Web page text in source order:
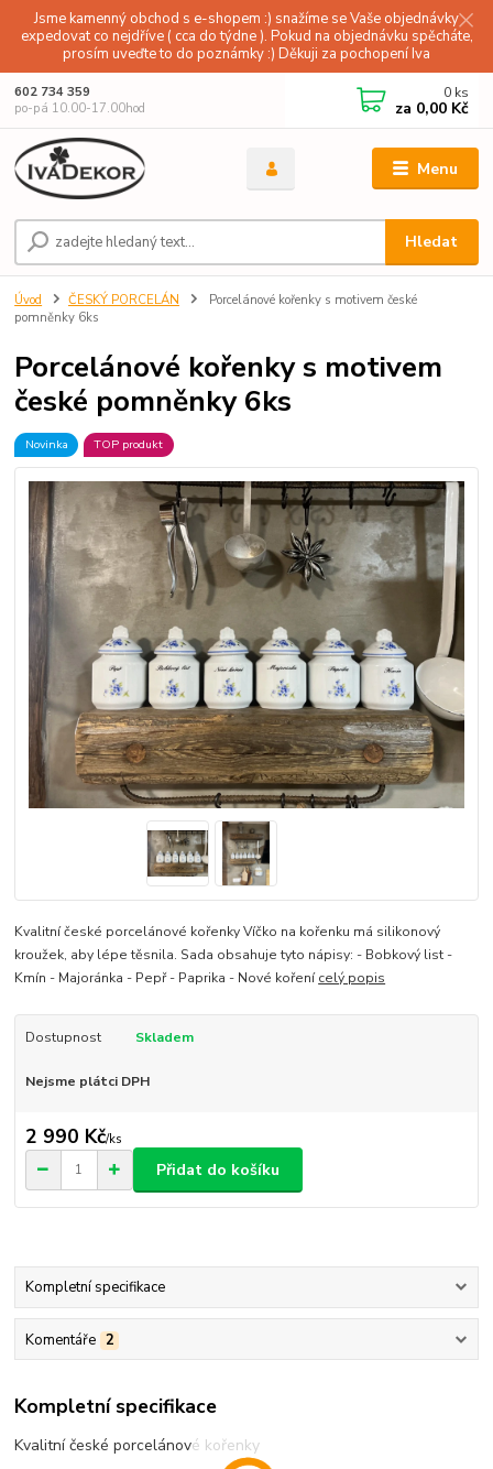
Jsme kamenný obchod s e-shopem :) snažíme se Vaše objednávky
expedovat co nejdříve ( cca do týdne ). Pokud na objednávku spěcháte,
prosím uveďte to do poznámky :) Děkuji za pochopení Iva
Menu
Hledat
602 734 359
po-pá 10.00-17.00hod
0 ks
za 0,00 Kč
Úvod ČESKÝ PORCELÁN
Porcelánové kořenky s motivem české
pomněnky 6ks
Porcelánové kořenky s motivem
české pomněnky 6ks
Novinka TOP produkt
Kvalitní české porcelánové kořenky Víčko na kořenku má silikonový
kroužek, aby lépe těsnila. Sada obsahuje tyto nápisy: - Bobkový list -
Kmín - Majoránka - Pepř - Paprika - Nové kořenícelý popis
Dostupnost Skladem
Nejsme plátci DPH
2 990 Kč/ks
Přidat do košíku
Kompletní specifikace
Komentáře 2
Kompletní specifikace
Kvalitní české porcelánové kořenky